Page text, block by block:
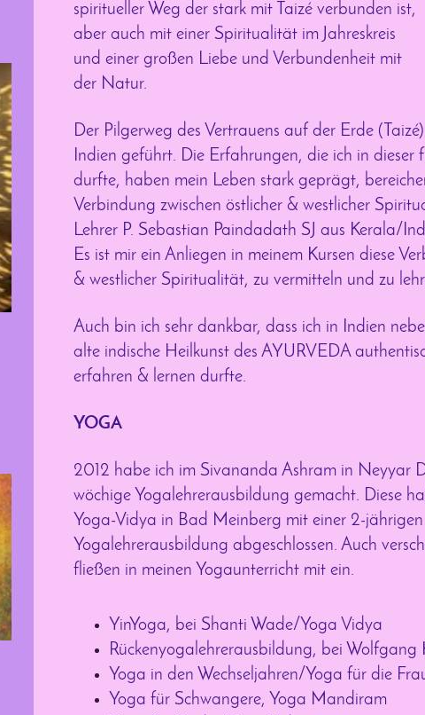
spiritueller Weg der stark mit Taizé verbunden ist,
aber auch mit einer Spiritualität im Jahreskreis
und einer großen Liebe und Verbundenheit mit
der Natur.
Der Pilgerweg des Vertrauens auf der Erde
Indien geführt. Die Erfahrungen, die ich in dieser
durfte, haben mein Leben stark geprägt,
Verbindung zwischen östlicher & westlicher
Lehrer P. Sebastian Paindadath SJ aus Kerala/
Es ist mir ein Anliegen in meinem Kursen diese
& westlicher Spiritualität, zu vermitteln und zu
Auch bin ich sehr dankbar, dass ich in Indien
alte indische Heilkunst des AYURVEDA
erfahren & lernen durfte.
YOGA
2012 habe ich im Sivananda Ashram in Neyyar
wöchige Yogalehrerausbildung gemacht. Diese
Yoga-Vidya in Bad Meinberg mit einer 2-jährigen
Yogalehrerausbildung abgeschlossen. Auch
fließen in meinen Yogaunterricht mit ein.
YinYoga, bei Shanti Wade/Yoga Vidya
Rückenyogalehrerausbildung, bei Wolfgang
Yoga in den Wechseljahren/Yoga für die
Yoga für Schwangere, Yoga Mandiram